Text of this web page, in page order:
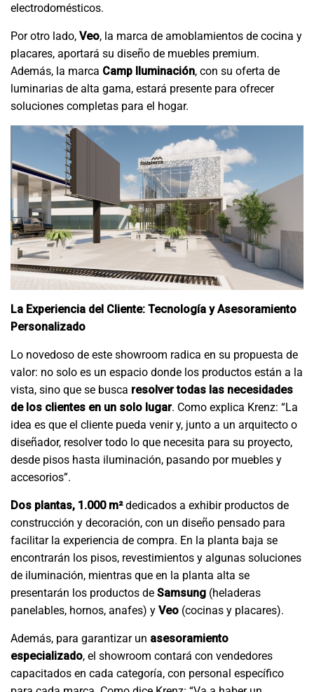
electrodomésticos.
Por otro lado, Veo, la marca de amoblamientos de cocina y
placares, aportará su diseño de muebles premium.
Además, la marca Camp Iluminación, con su oferta de
luminarias de alta gama, estará presente para ofrecer
soluciones completas para el hogar.
La Experiencia del Cliente: Tecnología y Asesoramiento
Personalizado
Lo novedoso de este showroom radica en su propuesta de
valor: no solo es un espacio donde los productos están a la
vista, sino que se busca resolver todas las necesidades
de los clientes en un solo lugar. Como explica Krenz: “La
idea es que el cliente pueda venir y, junto a un arquitecto o
diseñador, resolver todo lo que necesita para su proyecto,
desde pisos hasta iluminación, pasando por muebles y
accesorios”.
Dos plantas, 1.000 m²dedicados a exhibir productos de
construcción y decoración, con un diseño pensado para
facilitar la experiencia de compra. En la planta baja se
encontrarán los pisos, revestimientos y algunas soluciones
de iluminación, mientras que en la planta alta se
presentarán los productos de Samsung (heladeras
panelables, hornos, anafes) y Veo (cocinas y placares).
Además, para garantizar un asesoramiento
especializado, el showroom contará con vendedores
capacitados en cada categoría, con personal específico